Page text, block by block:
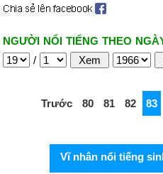
NGƯỜI NỔI TIẾNG THEO
/
Trước 80 81 82 83
Vĩ nhân nổi tiếng